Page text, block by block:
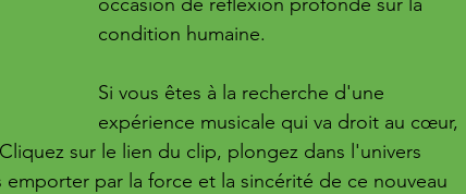
condition humaine.
Si vous êtes à la recherche d'une
expérience musicale qui va droit au cœur,
sur le lien du clip, plongez dans l'univers
par la force et la sincérité de ce nouveau